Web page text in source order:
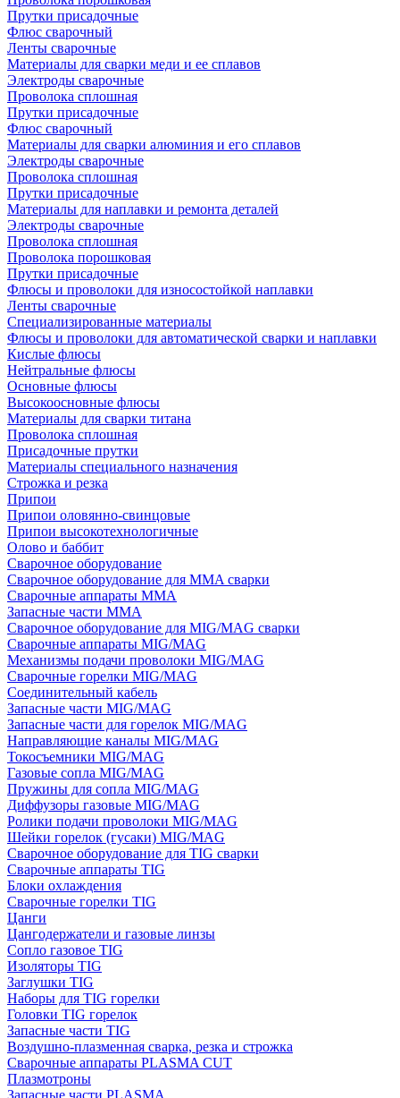
Прутки присадочные
Флюс сварочный
Ленты сварочные
Материалы для сварки меди и ее сплавов
Электроды сварочные
Проволока сплошная
Прутки присадочные
Флюс сварочный
Материалы для сварки алюминия и его сплавов
Электроды сварочные
Проволока сплошная
Прутки присадочные
Материалы для наплавки и ремонта деталей
Электроды сварочные
Проволока сплошная
Проволока порошковая
Прутки присадочные
Флюсы и проволоки для износостойкой наплавки
Ленты сварочные
Специализированные материалы
Флюсы и проволоки для автоматической сварки и наплавки
Кислые флюсы
Нейтральные флюсы
Основные флюсы
Высокоосновные флюсы
Материалы для сварки титана
Проволока сплошная
Присадочные прутки
Материалы специального назначения
Строжка и резка
Припои
Припои оловянно-свинцовые
Припои высокотехнологичные
Олово и баббит
Сварочное оборудование
Сварочное оборудование для MMA сварки
Сварочные аппараты MMA
Запасные части MMA
Сварочное оборудование для MIG/MAG сварки
Сварочные аппараты MIG/MAG
Механизмы подачи проволоки MIG/MAG
Сварочные горелки MIG/MAG
Соединительный кабель
Запасные части MIG/MAG
Запасные части для горелок MIG/MAG
Направляющие каналы MIG/MAG
Токосъемники MIG/MAG
Газовые сопла MIG/MAG
Пружины для сопла MIG/MAG
Диффузоры газовые MIG/MAG
Ролики подачи проволоки MIG/MAG
Шейки горелок (гусаки) MIG/MAG
Сварочное оборудование для TIG сварки
Сварочные аппараты TIG
Блоки охлаждения
Сварочные горелки TIG
Цанги
Цангодержатели и газовые линзы
Сопло газовое TIG
Изоляторы TIG
Заглушки TIG
Наборы для TIG горелки
Головки TIG горелок
Запасные части TIG
Воздушно-плазменная сварка, резка и строжка
Сварочные аппараты PLASMA CUT
Плазмотроны
Запасные части PLASMA